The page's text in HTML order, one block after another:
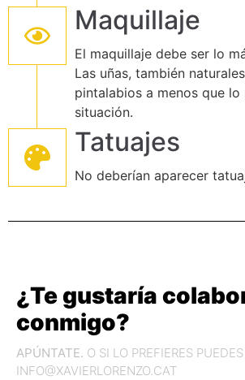
Maquillaje
El maquillaje debe ser lo
Las uñas, también
pintalabios a menos que lo
situación.
Tatuajes
No deberían aparecer
¿Te gustaría
conmigo?
APÚNTATE. O SI LO PREFIERES
INFO@XAVIERLORENZO.CAT